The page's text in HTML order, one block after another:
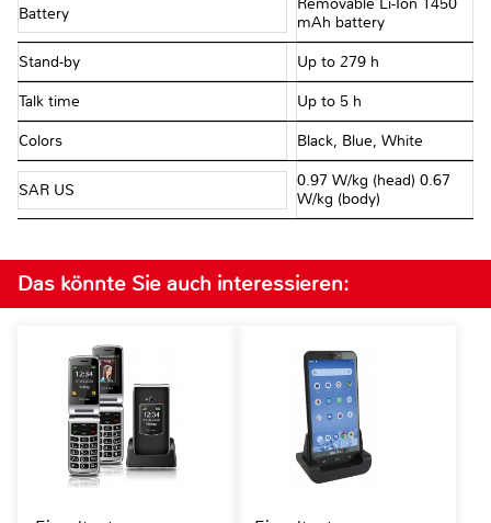
Battery
Removable Li-Ion 1450
mAh battery
Stand-by Up to 279 h
Talk time Up to 5 h
Colors Black, Blue, White
SAR US
0.97 W/kg (head) 0.67
W/kg (body)
Das könnte Sie auch interessieren: